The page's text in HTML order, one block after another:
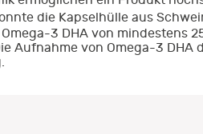
die Kapselhülle aus
3 DHA von mindestens
Aufnahme von Omega-3